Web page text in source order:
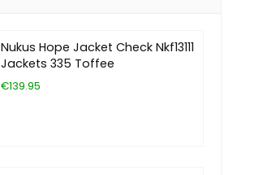
Nukus Hope Jacket Check Nkf13111
Jackets 335 Toffee
€139.95